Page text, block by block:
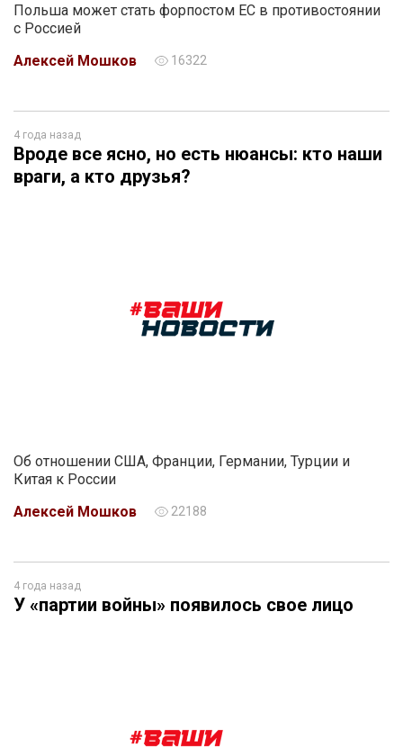
Польша может стать форпостом ЕС в противостоянии
с Россией
Алексей Мошков
16322
4 года назад
Вроде все ясно, но есть нюансы: кто наши
враги, а кто друзья?
Об отношении США, Франции, Германии, Турции и
Китая к России
Алексей Мошков
22188
4 года назад
У «партии войны» появилось свое лицо